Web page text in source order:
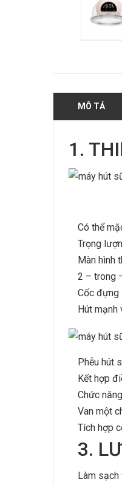
MÔ TẢ
1.
Có thể
Trọng
Màn hình
2 – trong
Cốc đựng
Hút
Phễu hút
Kết hợp
Chức
Van một
Tích hợp
3.
Làm